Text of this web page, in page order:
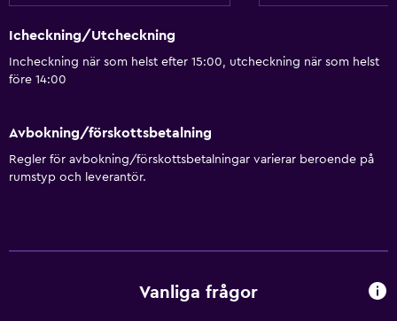
Icheckning/Utcheckning
Incheckning när som helst efter 15:00, utcheckning när som helst
före 14:00
Avbokning/förskottsbetalning
Regler för avbokning/förskottsbetalningar varierar beroende på
rumstyp och leverantör.
Vanliga frågor